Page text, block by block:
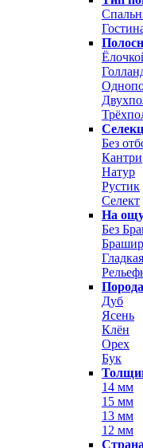
Без
Кантри
Натур
Рустик
Селект
На
Без
Гладкая
Дуб
Ясень
Клён
Орех
Бук
14 мм
15 мм
13 мм
12 мм